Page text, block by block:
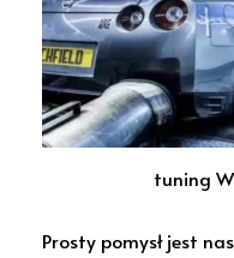
tuning
Prosty pomysł jest